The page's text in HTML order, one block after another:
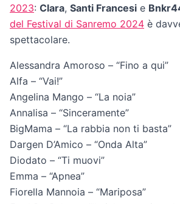
2023: Clara, Santi Francesi e
del Festival di Sanremo 2024 è
spettacolare.
Alessandra Amoroso – “Fino a qui”
Alfa – “Vai!”
Angelina Mango – “La noia”
Annalisa – “Sinceramente”
BigMama – “La rabbia non ti basta”
Dargen D’Amico – “Onda Alta”
Diodato – “Ti muovi”
Emma – “Apnea”
Fiorella Mannoia – “Mariposa”